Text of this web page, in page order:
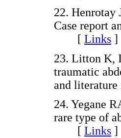
22. Henrotay
Case report
[ Links ]
23. Litton K,
traumatic
and
24. Yegane
rare type of
[ Links ]